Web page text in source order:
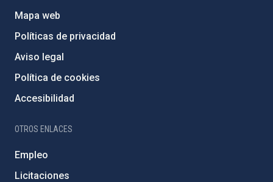
Mapa web
Políticas de privacidad
Aviso legal
Política de cookies
Accesibilidad
OTROS ENLACES
Empleo
Licitaciones